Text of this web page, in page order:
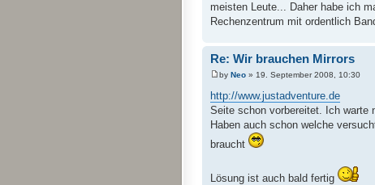
meisten Leute... Daher habe ich
Rechenzentrum mit ordentlich
Re: Wir brauchen Mirrors
by Neo » 19. September 2008, 10:30
http://www.justadventure.de
Seite schon vorbereitet. Ich warte
Haben auch schon welche
braucht
Lösung ist auch bald fertig